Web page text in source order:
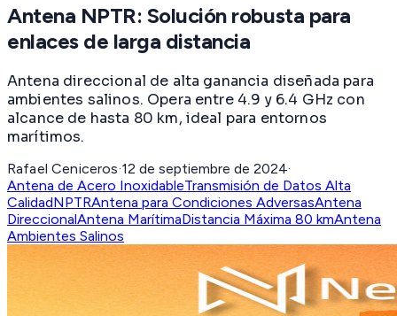
Antena NPTR: Solución robusta para
enlaces de larga distancia
Antena direccional de alta ganancia diseñada para
ambientes salinos. Opera entre 4.9 y 6.4 GHz con
alcance de hasta 80 km, ideal para entornos
marítimos.
Rafael Ceniceros·12 de septiembre de 2024·
Antena de Acero InoxidableTransmisión de Datos Alta
CalidadNPTRAntena para Condiciones AdversasAntena
DireccionalAntena MarítimaDistancia Máxima 80 kmAntena
Ambientes Salinos